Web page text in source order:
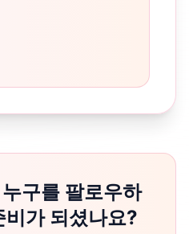
구를 팔로우하
비가 되셨나요?